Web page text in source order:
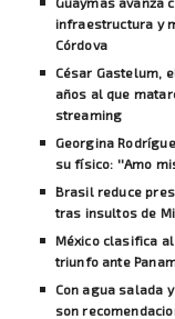
infraestructura y
Córdova
César Gastelum,
años al que
streaming
Georgina
su físico: ''Amo
Brasil reduce
tras insultos de
México clasifica
triunfo ante
Con agua salada
son